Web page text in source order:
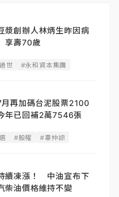
漿創辦人林炳生昨因病
壽70歲
世 #永和資本集團
月再加碼台泥股票2100
已回補2萬7546張
#股權 #辜仲諒
續凍漲！ 中油宣布下
柴油價格維持不變